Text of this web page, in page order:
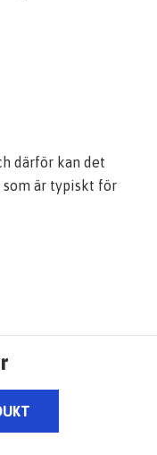
därför kan det
är typiskt för